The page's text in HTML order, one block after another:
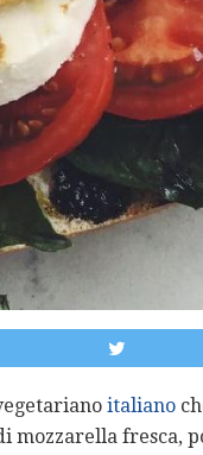
italiano
mozzarella